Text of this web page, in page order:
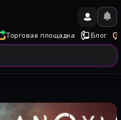
Торговая площадка Блог